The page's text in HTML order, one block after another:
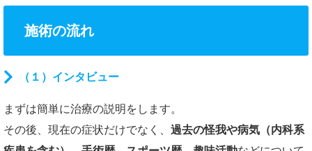
施術の流れ
（１）インタビュー
まずは簡単に治療の説明をします。
その後、現在の症状だけでなく、 過去の怪我や病気（内科系